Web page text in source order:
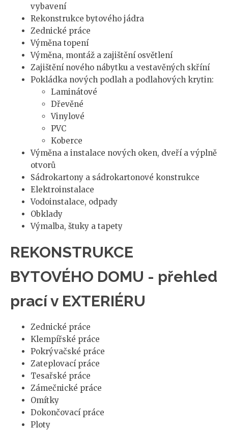
vybavení
Rekonstrukce bytového jádra
Zednické práce
Výměna topení
Výměna, montáž a zajištění osvětlení
Zajištění nového nábytku a vestavěných skříní
Pokládka nových podlah a podlahových krytin:
Laminátové
Dřevěné
Vinylové
PVC
Koberce
Výměna a instalace nových oken, dveří a výplně
otvorů
Sádrokartony a sádrokartonové konstrukce
Elektroinstalace
Vodoinstalace, odpady
Obklady
Výmalba, štuky a tapety
REKONSTRUKCE
BYTOVÉHO DOMU - přehled
prací v EXTERIÉRU
Zednické práce
Klempířské práce
Pokrývačské práce
Zateplovací práce
Tesařské práce
Zámečnické práce
Omítky
Dokončovací práce
Ploty